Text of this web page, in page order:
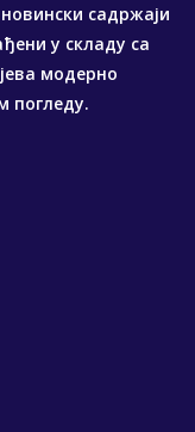
садржаји
у складу са
модерно
погледу.